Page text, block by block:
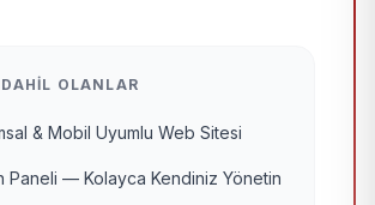
OLANLAR
& Mobil Uyumlu Web Sitesi
Paneli — Kolayca Kendiniz Yönetin